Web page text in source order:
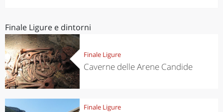
Finale Ligure e dintorni
Finale Ligure
Caverne delle Arene Candide
Finale Ligure